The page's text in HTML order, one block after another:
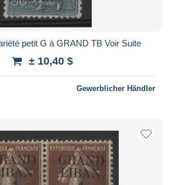
petit G à GRAND TB Voir Suite
± 10,40 $
Gewerblicher Händler